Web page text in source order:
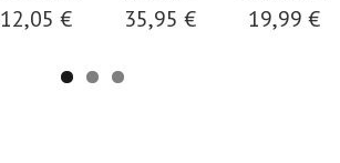
12,05 € 35,95 € 19,99 €